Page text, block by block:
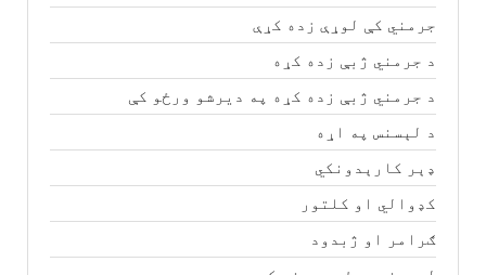
جرمني کې لوړې زده کړې
د جرمني ژبې زده کړه
د جرمني ژبې زده کړه په دیرشو ورځو کې
د لېسنس په اړه
ډېر کارېدونکي
کډوالي او کلتور
ګرامر او ژبدود